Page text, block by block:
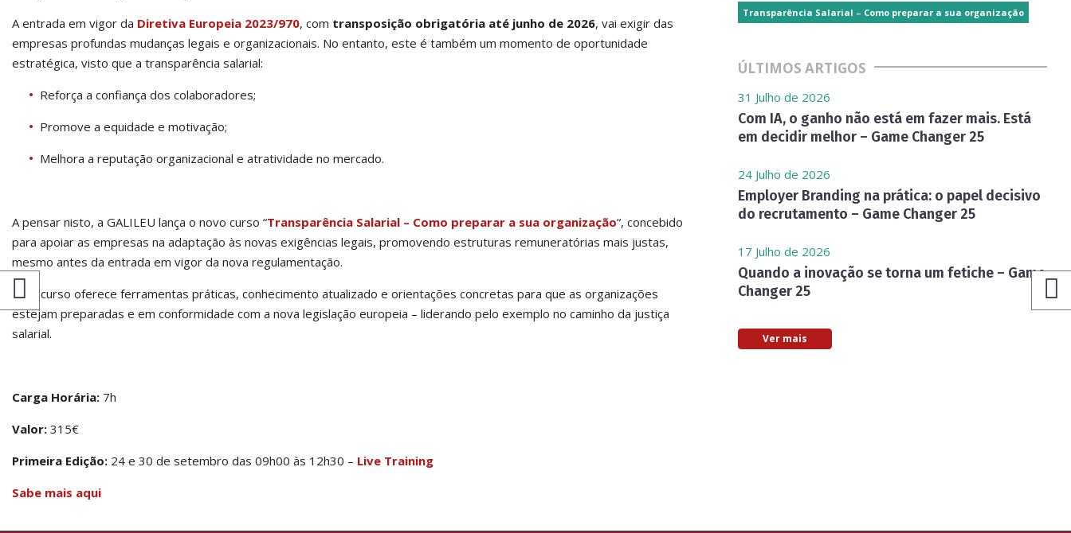
A entrada em vigor da Diretiva Europeia 2023/970, com transposição obrigatória até junho de 2026, vai exigir das
empresas profundas mudanças legais e organizacionais. No entanto, este é também um momento de oportunidade
estratégica, visto que a transparência salarial:
Reforça a confiança dos colaboradores;
Promove a equidade e motivação;
Melhora a reputação organizacional e atratividade no mercado.
A pensar nisto, a GALILEU lança o novo curso “Transparência Salarial – Como preparar a sua organização“, concebido
para apoiar as empresas na adaptação às novas exigências legais, promovendo estruturas remuneratórias mais justas,
mesmo antes da entrada em vigor da nova regulamentação.
Este curso oferece ferramentas práticas, conhecimento atualizado e orientações concretas para que as organizações
estejam preparadas e em conformidade com a nova legislação europeia – liderando pelo exemplo no caminho da justiça
salarial.
Carga Horária: 7h
Valor: 315€
Primeira Edição: 24 e 30 de setembro das 09h00 às 12h30 – Live Training
Sabe mais aqui
Transparência Salarial – Como preparar a sua organização
ÚLTIMOS ARTIGOS
31 Julho de 2026
Com IA, o ganho não está em fazer mais. Está
em decidir melhor – Game Changer 25
24 Julho de 2026
Employer Branding na prática: o papel decisivo
do recrutamento – Game Changer 25
17 Julho de 2026
Quando a inovação se torna um fetiche – Game
Changer 25
Ver mais